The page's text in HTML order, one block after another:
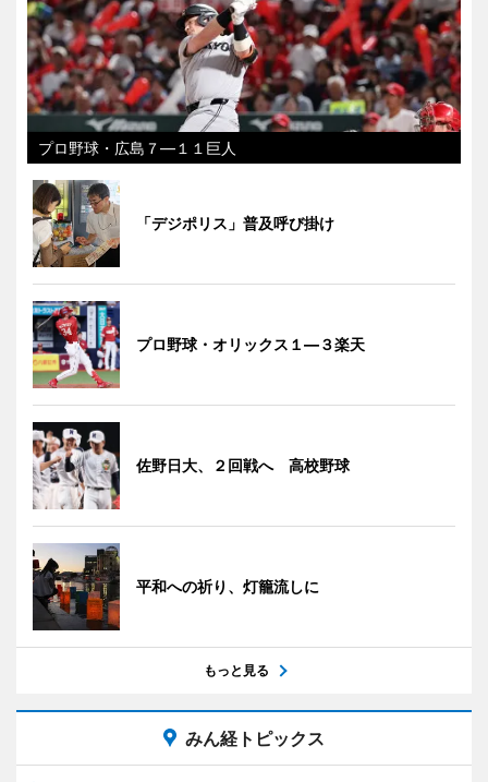
プロ野球・広島７―１１巨人
「デジポリス」普及呼び掛け
プロ野球・オリックス１―３楽天
佐野日大、２回戦へ 高校野球
平和への祈り、灯籠流しに
もっと見る
みん経トピックス